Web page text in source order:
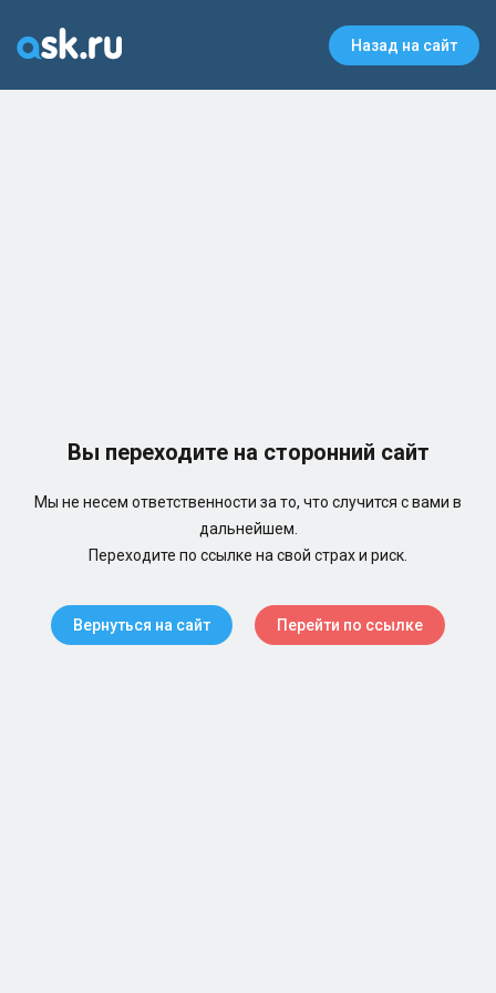
Назад на сайт
Вы переходите на сторонний сайт
Мы не несем ответственности за то, что случится с вами в
дальнейшем.
Переходите по ссылке на свой страх и риск.
Вернуться на сайт Перейти по ссылке